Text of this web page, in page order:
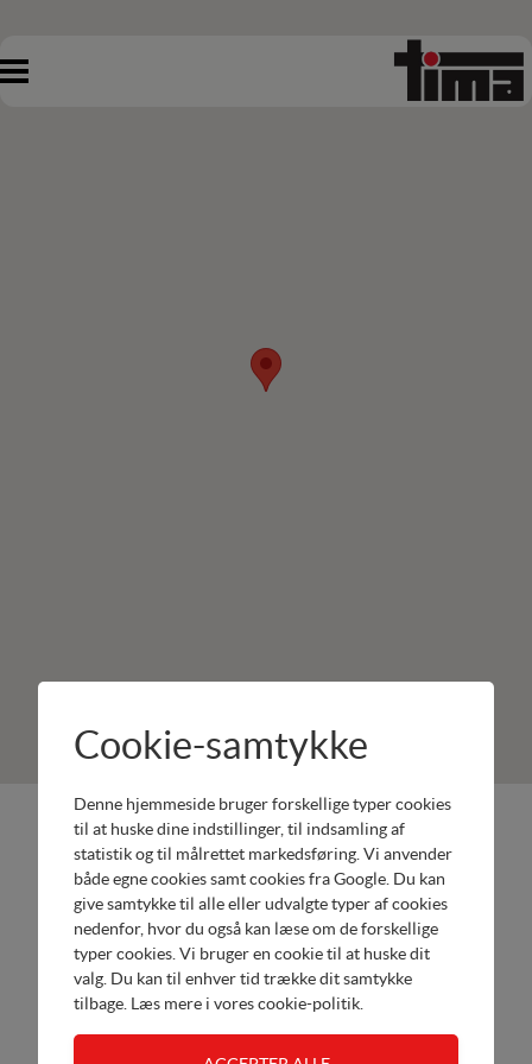
ML
Havemaskiner
Stoensevej
2
Tranekær
Tel.
20223527
Produkter:
Remarc
Havemaskiner
Vari
Havemaskiner
Værksted
Cookie-samtykke
Denne hjemmeside bruger forskellige typer cookies
til at huske dine indstillinger, til indsamling af
statistik og til målrettet markedsføring. Vi anvender
både egne cookies samt cookies fra Google. Du kan
give samtykke til alle eller udvalgte typer af cookies
nedenfor, hvor du også kan læse om de forskellige
typer cookies. Vi bruger en cookie til at huske dit
valg. Du kan til enhver tid trække dit samtykke
tilbage. Læs mere i vores cookie-politik